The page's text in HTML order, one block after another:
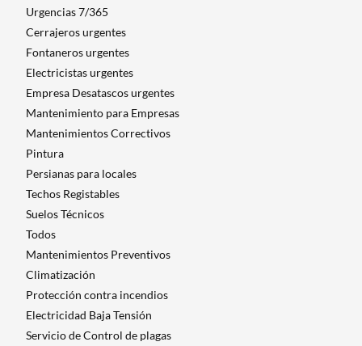
Urgencias 7/365
Cerrajeros urgentes
Fontaneros urgentes
Electricistas urgentes
Empresa Desatascos urgentes
Mantenimiento para Empresas​
Mantenimientos Correctivos
Pintura
Persianas para locales
Techos Registables
Suelos Técnicos
Todos
Mantenimientos Preventivos
Climatización
Protección contra incendios
Electricidad Baja Tensión
Servicio de Control de plagas